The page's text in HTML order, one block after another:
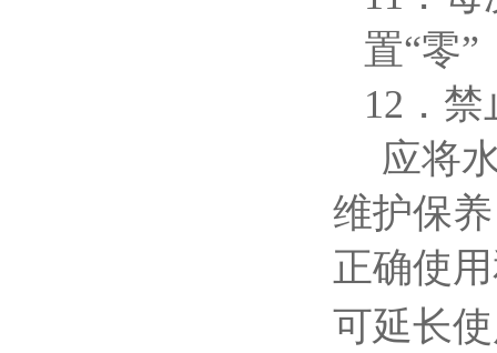
置“零”
12 ．
应将
维护保
正确使
可延长